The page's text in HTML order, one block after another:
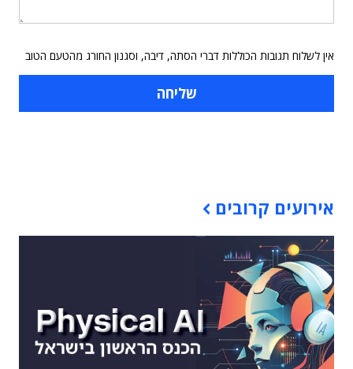
אין לשלוח תגובות הכוללות דברי הסתה, דיבה, וסגנון החורג מהטעם הטוב
אירועים קרובים